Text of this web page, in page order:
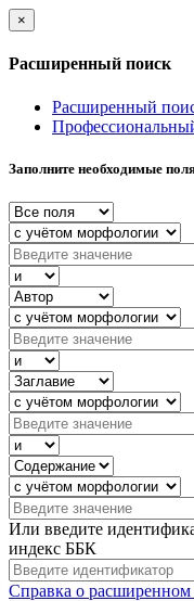
×
Расширенный поиск
Расширенный
Заполните необходимые
Или введите
индекс ББК
Справка о расширенном